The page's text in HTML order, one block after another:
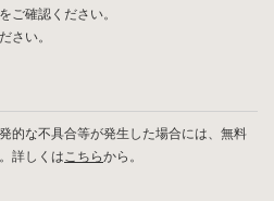
ご確認ください。
さい。
的な不具合等が発生した場合には、無料
詳しくはこちらから。